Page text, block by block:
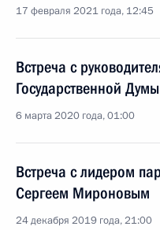
17 февраля 2021 года, 12:45
Встреча с
Государственной Думы
6 марта 2020 года, 01:00
Встреча с лидером
Сергеем Мироновым
24 декабря 2019 года, 21:00